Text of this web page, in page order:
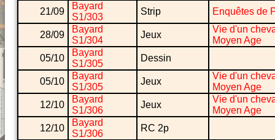
21/09
Bayard
S1/303
Strip Enquêtes de
28/09
Bayard
S1/304
Jeux
Vie d'un
Moyen Age
05/10
Bayard
S1/305
Dessin
05/10
Bayard
S1/305
Jeux
Vie d'un
Moyen Age
12/10
Bayard
S1/306
Jeux
Vie d'un
Moyen Age
12/10
Bayard
S1/306
RC 2p